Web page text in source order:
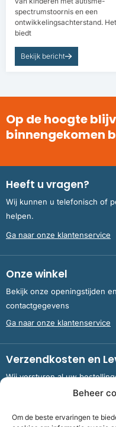
Beheer
Om de beste ervaringen te
spectrumstoornis en een
ontwikkelingsachterstand. Het
biedt
Bekijk bericht
Op de hoogte
binnengekomen
Heeft u vragen?
Wij kunnen u telefonisch of
helpen.
Ga naar onze klantenservice
Onze winkel
Bekijk onze openingstijden en
contactgegevens
Ga naar onze klantenservice
Verzendkosten en
Wij versturen al uw
Nederland en België.
Meer informatie over